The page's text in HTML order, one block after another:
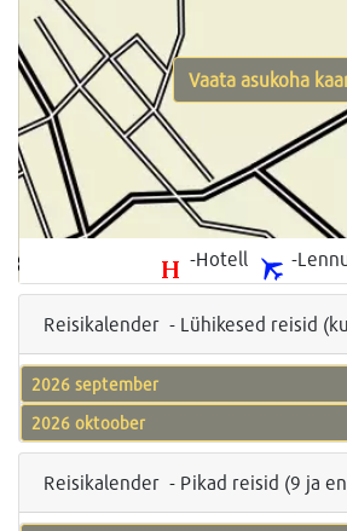
-Hotell -
Vaata asukoha
Reisikalender - Lühikesed reisid
2026 september
2026 oktoober
Reisikalender - Pikad reisid (9 ja